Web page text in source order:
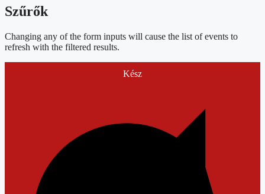
Szűrők
Changing any of the form inputs will cause the list of events to
refresh with the filtered results.
Kész